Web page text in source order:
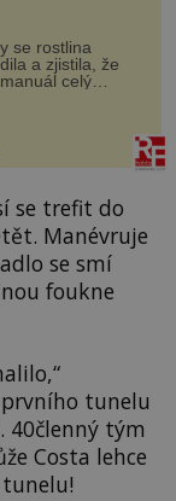
se rostlina
a zjistila, že
celý
se trefit do
Manévruje
se smí
foukne
tunelu
40členný tým
Costa lehce